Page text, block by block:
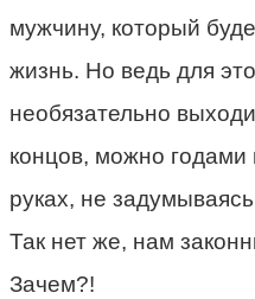
мужчину, который
жизнь. Но ведь для
необязательно
концов, можно годами
руках, не
Так нет же, нам
Зачем?!